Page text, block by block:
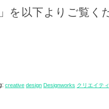
を以下よりご覧く
creative design Designworks クリエイテ